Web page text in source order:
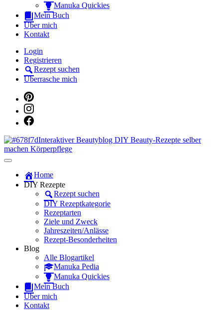
Manuka Quickies
Mein Buch
Über mich
Kontakt
Login
Registrieren
Rezept suchen
Überrasche mich
Manuka Magic – Natürlich schön:
Dein interaktiver DIY Beautyblog
Home
DIY Rezepte
Rezept suchen
DIY Rezeptkategorie
Rezeptarten
Ziele und Zweck
Jahreszeiten/Anlässe
Rezept-Besonderheiten
Blog
Alle Blogartikel
Manuka Pedia
Manuka Quickies
Mein Buch
Über mich
Kontakt